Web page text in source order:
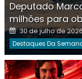
Deputado
milhões para
Posted
on
30 de julho de
Destaques Da